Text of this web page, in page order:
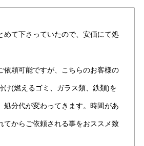
めて下さっていたので、安価にて処
依頼可能ですが、こちらのお客様の
け(燃えるゴミ、ガラス類、鉄類)を
処分代が変わってきます。時間があ
てからご依頼される事をおススメ致